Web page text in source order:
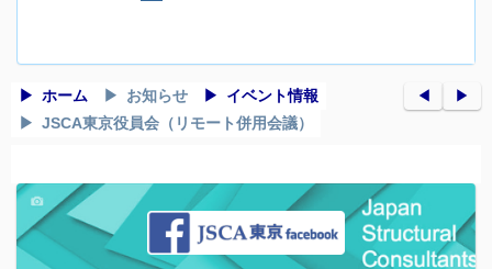
ホーム お知らせ
イベント情報
JSCA東京役員会（リモート併用会議）
◀︎ ▶︎